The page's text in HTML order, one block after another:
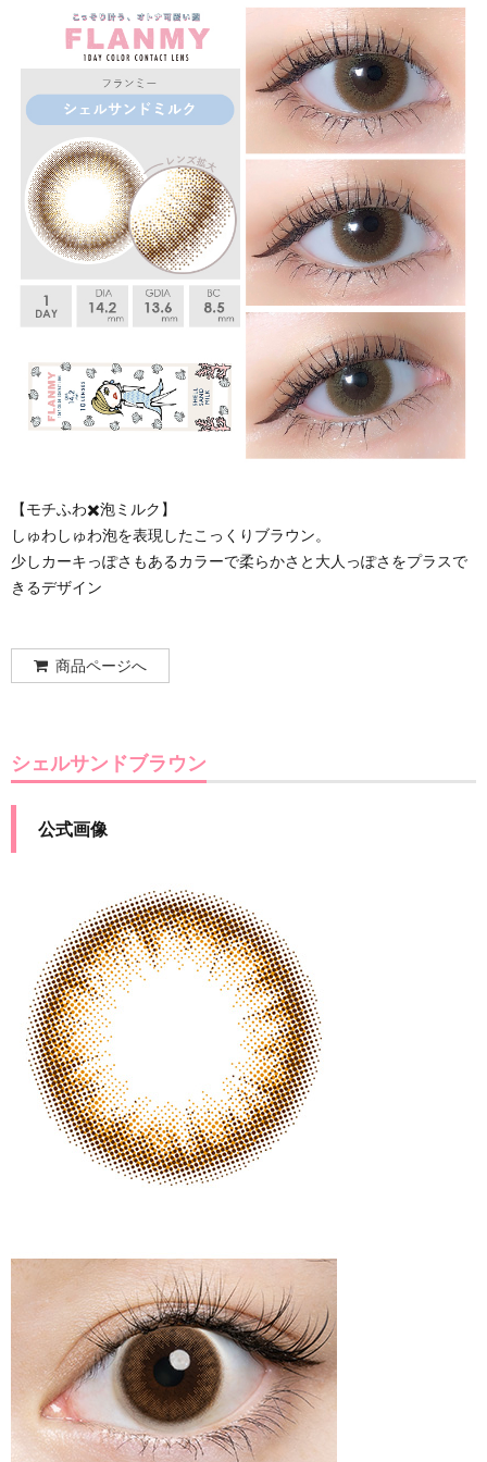
【モチふわ✖️泡ミルク】
しゅわしゅわ泡を表現したこっくりブラウン。
少しカーキっぽさもあるカラーで柔らかさと大人っぽさをプラスで
きるデザイン
商品ページへ
シェルサンドブラウン
公式画像